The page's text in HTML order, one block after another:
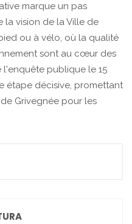
marque un pas
la vision de la Ville de
ou à vélo, où la qualité
sont au cœur des
publique le 15
étape décisive, promettant
Grivegnée pour les